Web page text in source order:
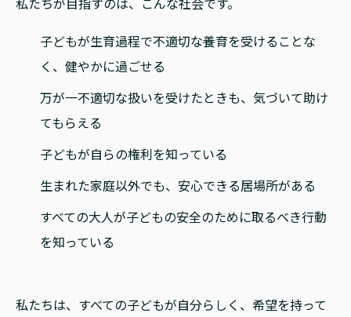
子どもが生育過程で不適切な養育を受けることな
く、健やかに過ごせる
万が一不適切な扱いを受けたときも、気づいて助け
てもらえる
子どもが自らの権利を知っている
生まれた家庭以外でも、安心できる居場所がある
すべての大人が子どもの安全のために取るべき行動
を知っている
私たちは、すべての子どもが自分らしく、希望を持って